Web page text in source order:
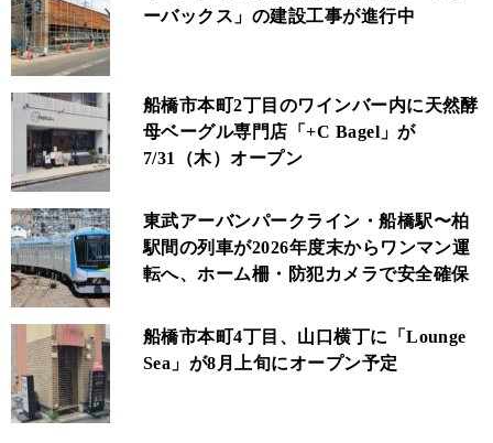
ーバックス」の建設工事が進行中
船橋市本町2丁目のワインバー内に天然酵
母ベーグル専門店「+C Bagel」が
7/31（木）オープン
東武アーバンパークライン・船橋駅〜柏
駅間の列車が2026年度末からワンマン運
転へ、ホーム柵・防犯カメラで安全確保
船橋市本町4丁目、山口横丁に「Lounge
Sea」が8月上旬にオープン予定